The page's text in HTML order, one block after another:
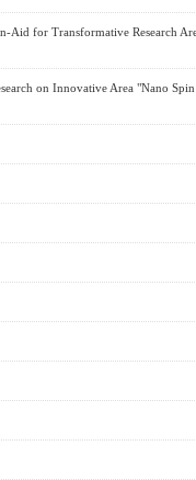
Aid for Transformative Research
on Innovative Area "Nano